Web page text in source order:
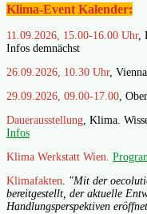
Klima-Event Kalender:
11.09.2026, 15.00-16.00 Uhr,
Infos demnächst
26.09.2026, 10.30 Uhr,
29.09.2026, 09.00-17.00,
Dauerausstellung, Klima.
Infos
Klima Werkstatt Wien.
Klimafakten. "Mit der
bereitgestellt, der aktuelle
Handlungsperspektiven